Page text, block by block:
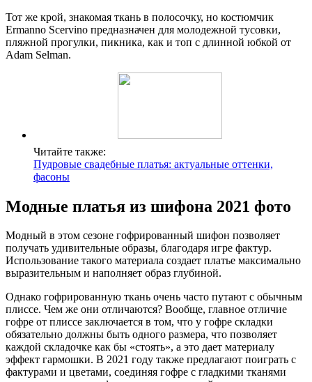
Тот же крой, знакомая ткань в полосочку, но костюмчик
Ermanno Scervino предназначен для молодежной тусовки,
пляжной прогулки, пикника, как и топ с длинной юбкой от
Adam Selman.
Читайте также:
Пудровые свадебные платья: актуальные оттенки,
фасоны
Модные платья из шифона 2021 фото
Модный в этом сезоне гофрированный шифон позволяет
получать удивительные образы, благодаря игре фактур.
Использование такого материала создает платье максимально
выразительным и наполняет образ глубиной.
Однако гофрированную ткань очень часто путают с обычным
плиссе. Чем же они отличаются? Вообще, главное отличие
гофре от плиссе заключается в том, что у гофре складки
обязательно должны быть одного размера, что позволяет
каждой складочке как бы «стоять», а это дает материалу
эффект гармошки. В 2021 году также предлагают поиграть с
фактурами и цветами, соединяя гофре с гладкими тканями